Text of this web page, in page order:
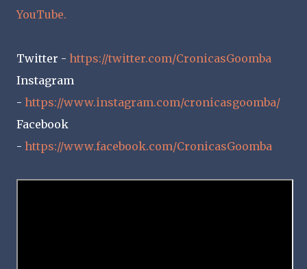
YouTube.
Twitter - https://twitter.com/CronicasGoomba
Instagram
- https://www.instagram.com/cronicasgoomba/
Facebook
- https://www.facebook.com/CronicasGoomba